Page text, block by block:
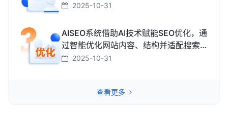
搜索引擎中排名靠前，获取海外精准流
2025-10-31
AISEO系统借助AI技术赋能SEO优化，通
过智能优化网站内容、结构并适配搜索
引擎规则，助力网站快速提升排名，从
2025-10-31
查看更多